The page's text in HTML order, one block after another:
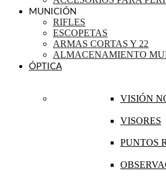
MUNICIÓN
RIFLES
ESCOPETAS
ARMAS CORTAS Y 22
ALMACENAMIENTO
ÓPTICA
VISIÓN
VISORES
PUNTOS